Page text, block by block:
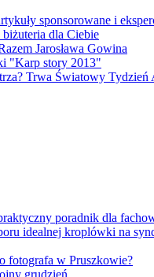
sponsorowane i
dla Ciebie
Jarosława Gowina
"Karp story 2013"
Trwa Światowy Tydzień
poradnik dla
idealnej kroplówki na
fotografa w Pruszkowie?